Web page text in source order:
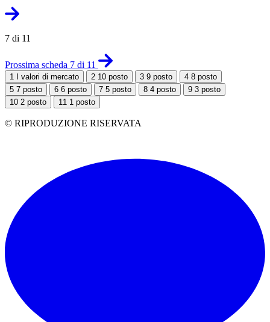
7 di 11
Prossima scheda 7 di 11
1 I valori di mercato 2 10 posto 3 9 posto 4 8 posto
5 7 posto 6 6 posto 7 5 posto 8 4 posto 9 3 posto
10 2 posto 11 1 posto
© RIPRODUZIONE RISERVATA